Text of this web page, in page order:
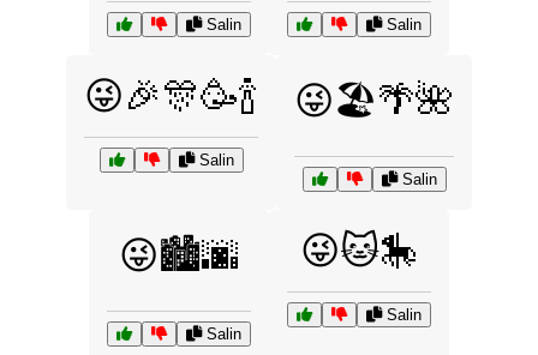
Salin Salin
😜🎉🎊🥳🍾
Salin
😜🏖️🌴🌺
Salin
😜🏙️🌆
Salin
😜🐱🎠
Salin